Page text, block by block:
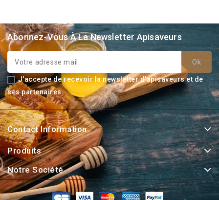
Abonnez-Vous À La Newsletter Apisaveurs
J'accepte de recevoir la newsletter d'apisaveurs et de
ses partenaires.
Contact Information
Produits
Notre Société